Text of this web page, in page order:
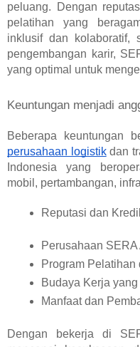
peluang. Dengan
pelatihan yang
inklusif dan kolaboratif,
pengembangan karir,
yang optimal untuk
Keuntungan menjadi
Beberapa keuntungan
perusahaan logistikdan
Indonesia yang
mobil, pertambangan,
Reputasi dan
Perusahaan
Program
Budaya Kerja
Manfaat dan
Dengan bekerja di